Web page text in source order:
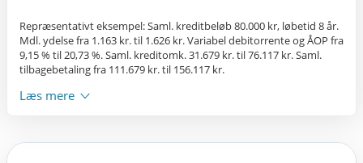
Repræsentativt eksempel: Saml. kreditbeløb 80.000 kr, løbetid 8 år.
Mdl. ydelse fra 1.163 kr. til 1.626 kr. Variabel debitorrente og ÅOP fra
9,15 % til 20,73 %. Saml. kreditomk. 31.679 kr. til 76.117 kr. Saml.
tilbagebetaling fra 111.679 kr. til 156.117 kr.
Læs mere